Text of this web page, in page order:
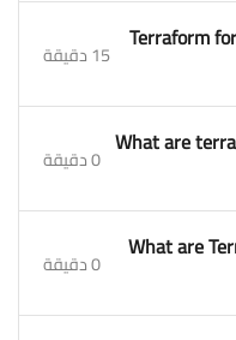
6. Terraform 15 دقيقة
7. What are 0 دقيقة
8. What are 0 دقيقة